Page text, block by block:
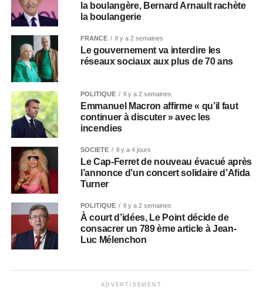
la boulangère, Bernard Arnault rachète
la boulangerie
FRANCE Il y a 2 semaines
Le gouvernement va interdire les
réseaux sociaux aux plus de 70 ans
POLITIQUE Il y a 2 semaines
Emmanuel Macron affirme « qu’il faut
continuer à discuter » avec les
incendies
SOCIÉTÉ Il y a 4 jours
Le Cap-Ferret de nouveau évacué après
l’annonce d’un concert solidaire d’Afida
Turner
POLITIQUE Il y a 2 semaines
À court d’idées, Le Point décide de
consacrer un 789 ème article à Jean-
Luc Mélenchon
ADVERTISEMENT